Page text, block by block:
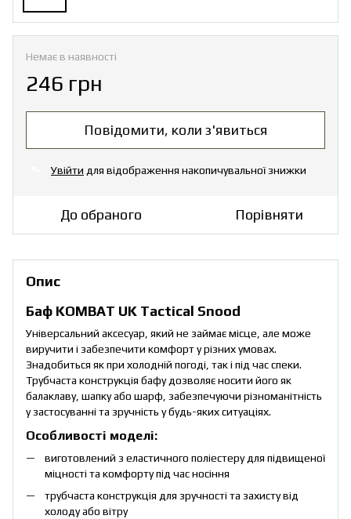
Немає в наявності
246 грн
Повідомити, коли з'явиться
Увійти для відображення накопичувальної знижки
До обраного Порівняти
Опис
Баф KOMBAT UK Tactical Snood
Універсальний аксесуар, який не займає місце, але може
виручити і забезпечити комфорт у різних умовах.
Знадобиться як при холодній погоді, так і під час спеки.
Трубчаста конструкція бафу дозволяє носити його як
балаклаву, шапку або шарф, забезпечуючи різноманітність
у застосуванні та зручність у будь-яких ситуаціях.
Особливості моделі:
виготовлений з еластичного поліестеру для підвищеної
міцності та комфорту під час носіння
трубчаста конструкція для зручності та захисту від
холоду або вітру